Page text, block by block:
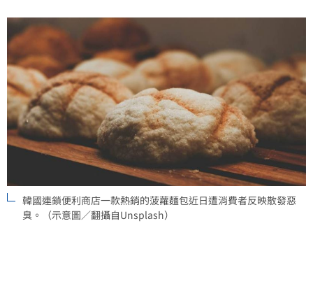
韓國連鎖便利商店一款熱銷的菠蘿麵包近日遭消費者反映散發惡
臭。（示意圖／翻攝自Unsplash）